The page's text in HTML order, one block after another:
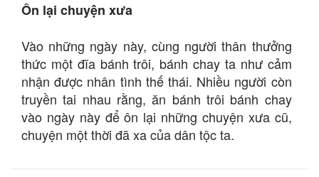
Ôn lại chuyện xưa
Vào những ngày này, cùng người thân thưởng
thức một đĩa bánh trôi, bánh chay ta như cảm
nhận được nhân tình thế thái. Nhiều người còn
truyền tai nhau rằng, ăn bánh trôi bánh chay
vào ngày này để ôn lại những chuyện xưa cũ,
chuyện một thời đã xa của dân tộc ta.